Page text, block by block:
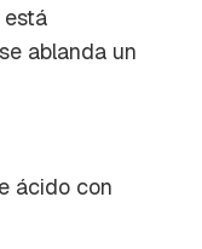
está
ablanda un
ácido con